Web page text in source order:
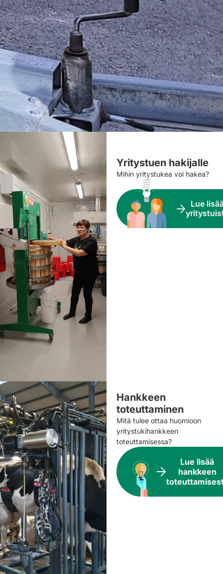
Yritystuen hakijalle
Mihin yritystukea voi hakea?
Lue
Hankkeen
toteuttaminen
Mitä tulee ottaa huomioon
yritystukihankkeen
toteuttamisessa?
Lue lisää
hankkeen